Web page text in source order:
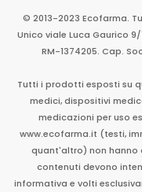
© 2013-2023 Ecofarma.
Unico viale Luca Gaurico 9/
RM-1374205. Cap.
Tutti i prodotti esposti su
medici, dispositivi
medicazioni per uso
www.ecofarma.it (testi,
quant'altro) non hanno
contenuti devono
informativa e volti